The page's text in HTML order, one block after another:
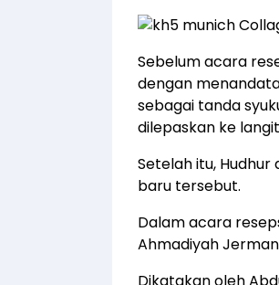
Sebelum acara
dengan
sebagai tanda
dilepaskan ke
Setelah itu,
baru tersebut.
Dalam acara
Ahmadiyah